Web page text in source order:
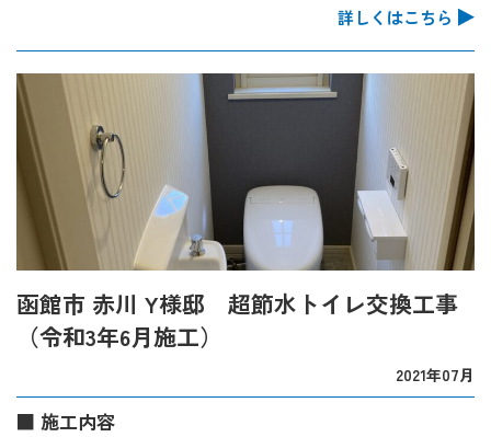
詳しくはこちら
函館市 赤川 Y様邸 超節水トイレ交換工事
（令和3年6月施工）
2021年07月
■ 施工内容